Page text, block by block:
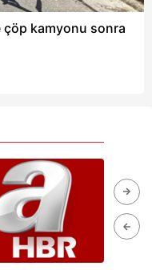
kamyonu sonra